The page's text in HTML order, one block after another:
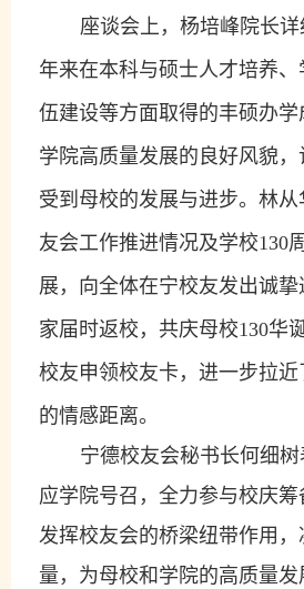
座谈会上 ，杨培峰院长
年来在本科与硕士人才培养
伍建设等方面取得的丰硕办
学院高质量发展的良好风貌
受到母校的发展与进步。林
友会工作推进情况及学校130
展，向全体在宁校友发出诚
家届时返校，共庆母校130华
校友申领校友卡，进一步拉近
的情感距离。
宁德校友会秘书长何细
应学院号召，全力参与校庆筹
发挥校友会的桥梁纽带作用
量，为母校和学院的高质量